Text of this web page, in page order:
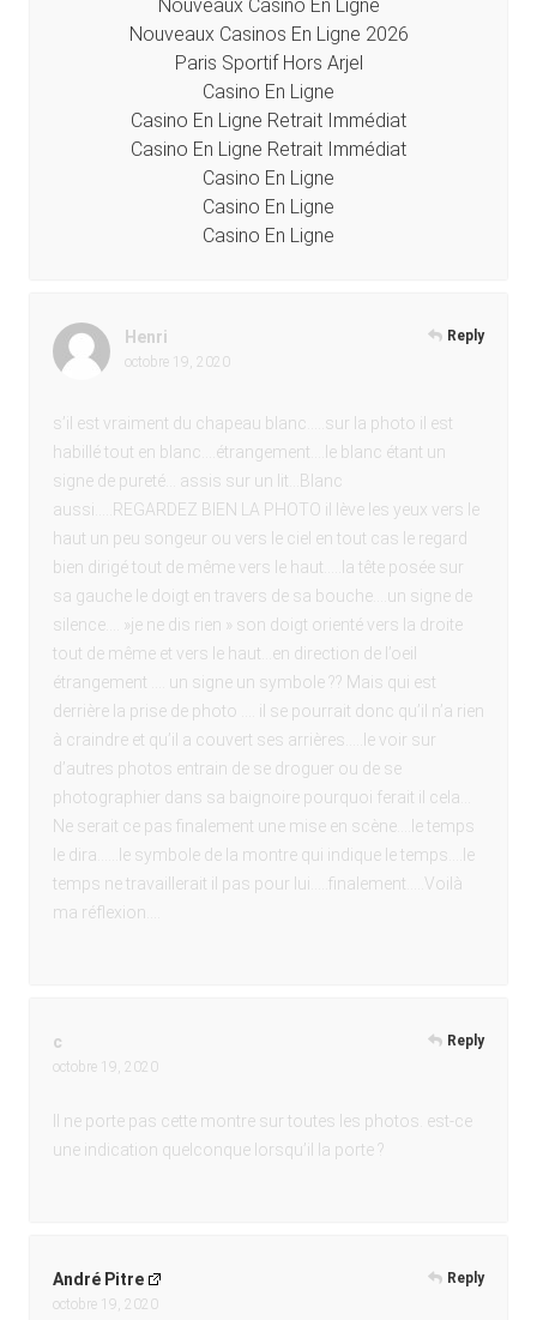
Nouveaux Casino En Ligne
Nouveaux Casinos En Ligne 2026
Paris Sportif Hors Arjel
Casino En Ligne
Casino En Ligne Retrait Immédiat
Casino En Ligne Retrait Immédiat
Casino En Ligne
Casino En Ligne
Casino En Ligne
Henri
octobre 19, 2020
s’il est vraiment du chapeau blanc…..sur la photo il est
habillé tout en blanc….étrangement….le blanc étant un
signe de pureté… assis sur un lit…Blanc
aussi…..REGARDEZ BIEN LA PHOTO il lève les yeux vers le
haut un peu songeur ou vers le ciel en tout cas le regard
bien dirigé tout de même vers le haut…..la tête posée sur
sa gauche le doigt en travers de sa bouche….un signe de
silence…. »je ne dis rien » son doigt orienté vers la droite
tout de même et vers le haut…en direction de l’oeil
étrangement …. un signe un symbole ?? Mais qui est
derrière la prise de photo …. il se pourrait donc qu’il n’a rien
à craindre et qu’il a couvert ses arrières…..le voir sur
d’autres photos entrain de se droguer ou de se
photographier dans sa baignoire pourquoi ferait il cela…
Ne serait ce pas finalement une mise en scène….le temps
le dira……le symbole de la montre qui indique le temps….le
temps ne travaillerait il pas pour lui…..finalement…..Voilà
ma réflexion….
Reply
c
octobre 19, 2020
Il ne porte pas cette montre sur toutes les photos. est-ce
une indication quelconque lorsqu’il la porte ?
Reply
André Pitre
octobre 19, 2020
Reply